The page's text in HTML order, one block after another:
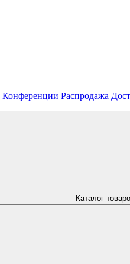
Конференции Распродажа
Каталог